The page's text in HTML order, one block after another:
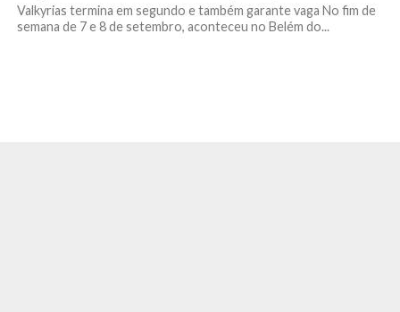
Valkyrias termina em segundo e também garante vaga No fim de
semana de 7 e 8 de setembro, aconteceu no Belém do...